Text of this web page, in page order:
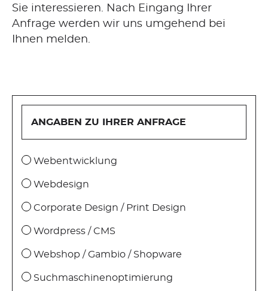
SHOPWARE
WEBSHOP
PROJEKTMANAGEMENT
SERVER
SERVERSUPPORT
Sie interessieren. Nach Eingang Ihrer
Anfrage werden wir uns umgehend bei
Ihnen melden.
ANGABEN ZU IHRER ANFRAGE
Webentwicklung
Webdesign
Corporate Design / Print Design
Wordpress / CMS
Webshop / Gambio / Shopware
Suchmaschinenoptimierung